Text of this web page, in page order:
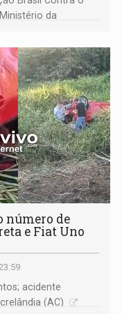
da
número de
e Fiat Uno
acidente
(AC)